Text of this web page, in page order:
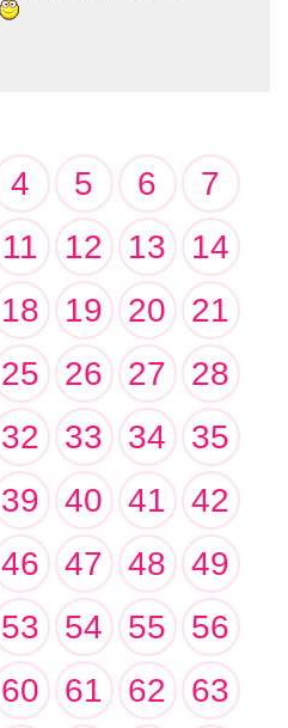
4 5 6
7
11 12 13
14
18 19 20
21
25 26 27
28
32 33 34
35
39 40 41
42
46 47 48
49
53 54 55
56
60 61 62
63